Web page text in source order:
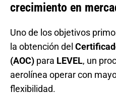
crecimiento en
Uno de los objetivos
la obtención del
(AOC) para LEVEL, un
aerolínea operar con
flexibilidad.